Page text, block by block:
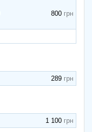
800
289
1 100